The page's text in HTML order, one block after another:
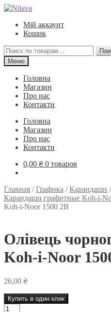
Перейти
навигации
Перейти
содержимому
Мій аккаунт
Кошик
Искать:
Меню
Головна
Магазин
Про нас
Контакти
Головна
Магазин
Про нас
Контакти
0,00 ₴ 0 товаров
Главная /Графика /Карандаши /
Карандаши графитные Koh-i-
Koh-i-Noor 1500 2B
Олівець
Koh-i-Noor
26,00 ₴
Купить в один клик
Количество